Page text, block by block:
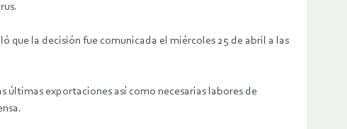
que la decisión fue comunicada el miércoles 25 de abril a las
últimas exportaciones así como necesarias labores de